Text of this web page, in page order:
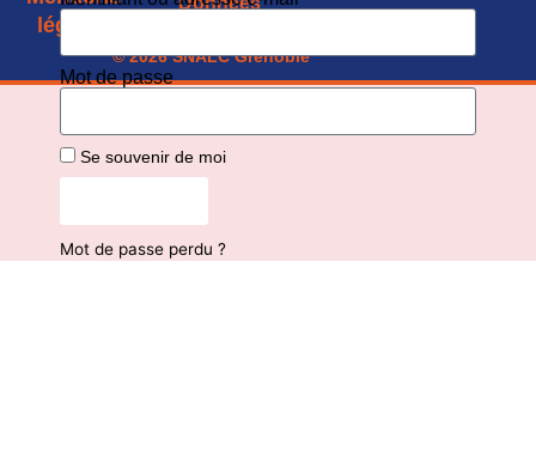
légales
© 2026 SNALC Grenoble
Mot de passe
Se souvenir de moi
Mot de passe perdu ?